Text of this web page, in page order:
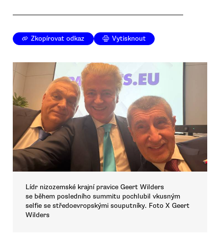
Zkopírovat odkaz Vytisknout
Lídr nizozemské krajní pravice Geert Wilders
se během posledního summitu pochlubil vkusným
selfie se středoevropskými souputníky. Foto X Geert
Wilders